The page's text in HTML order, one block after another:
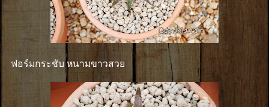
ฟอร์มกระชับ หนามขาวสวย